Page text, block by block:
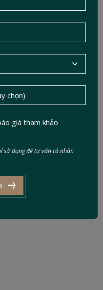
giá tham khảo
sử dụng để tư vấn cá nhân